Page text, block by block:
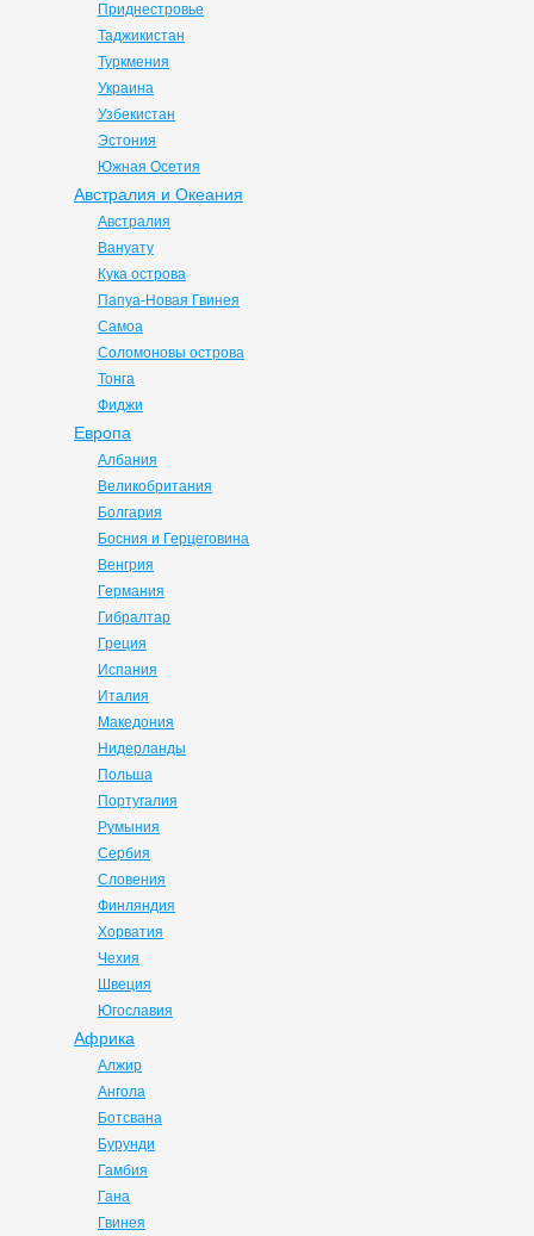
Приднестровье
Таджикистан
Туркмения
Украина
Узбекистан
Эстония
Южная Осетия
Австралия и Океания
Австралия
Вануату
Кука острова
Папуа-Новая Гвинея
Самоа
Соломоновы острова
Тонга
Фиджи
Европа
Албания
Великобритания
Болгария
Босния и Герцеговина
Венгрия
Германия
Гибралтар
Греция
Испания
Италия
Македония
Нидерланды
Польша
Португалия
Румыния
Сербия
Словения
Финляндия
Хорватия
Чехия
Швеция
Югославия
Африка
Алжир
Ангола
Ботсвана
Бурунди
Гамбия
Гана
Гвинея